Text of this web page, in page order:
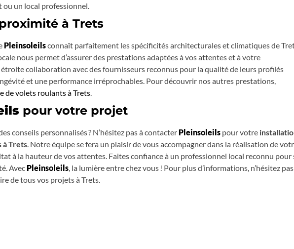
un local professionnel.
à Trets
Pleinsoleilsconnaît parfaitement les spécificités architecturales et climatiques de
nous permet d’assurer des prestations adaptées à vos attentes et à votre
collaboration avec des fournisseurs reconnus pour la qualité de leurs profilés
et une performance irréprochables. Pour découvrir nos autres prestations,
de volets roulants à Trets
pour votre projet
conseils personnalisés ? N’hésitez pas à contacter Pleinsoleils pour votre
à Trets . Notre équipe se fera un plaisir de vous accompagner dans la réalisation de
à la hauteur de vos attentes. Faites confiance à un professionnel local reconnu pour
Avec Pleinsoleils , la lumière entre chez vous ! Pour plus d’informations, n’hésitez
de tous vos projets à Trets.